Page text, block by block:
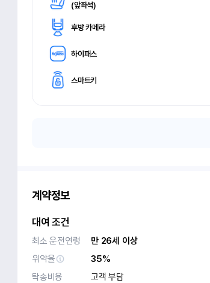
(앞좌석)
후방 카메라
하이패스
스마트키
계약정보
대여 조건
최소 운전연령
만 26세 이상
위약율
35%
탁송비용
고객 부담